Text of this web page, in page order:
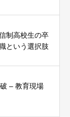
制高校生の卒
という選択肢
– 教育現場